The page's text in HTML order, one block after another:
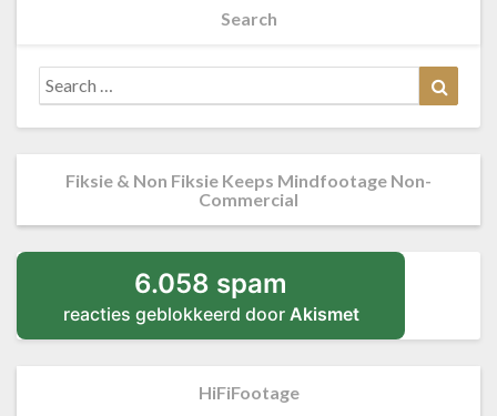
Search
Search
for:
Fiksie & Non Fiksie Keeps Mindfootage Non-
Commercial
6.058 spam
reacties geblokkeerd door Akismet
HiFiFootage